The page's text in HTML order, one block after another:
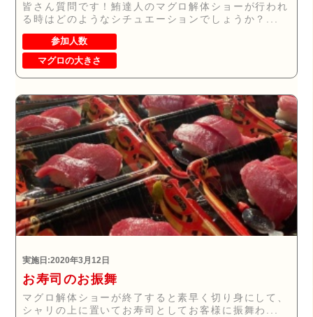
皆さん質問です！鮪達人のマグロ解体ショーが行われ
る時はどのようなシチュエーションでしょうか？...
参加人数
マグロの大きさ
実施日:2020年3月12日
お寿司のお振舞
マグロ解体ショーが終了すると素早く切り身にして、
シャリの上に置いてお寿司としてお客様に振舞わ...